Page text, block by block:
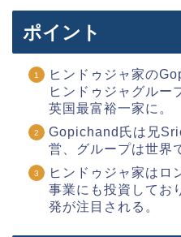
ポイント
ヒンドゥジャ家の
ヒンドゥジャグルー
英国最富裕一家に。
Gopichand氏は兄
営、グループは世界
ヒンドゥジャ家はロ
事業にも投資してお
発が注目される。